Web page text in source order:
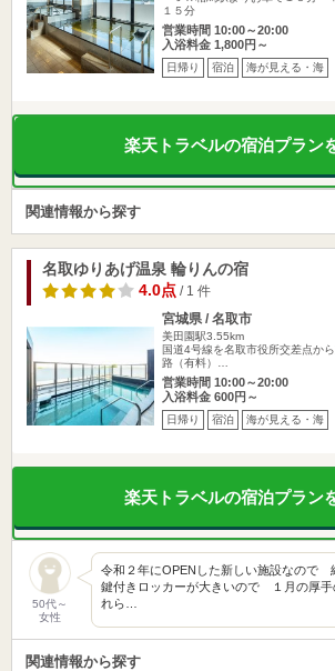
１５分
営業時間 10:00～20:00
入浴料金 1,800円～
日帰り 宿泊 海が見える・海
楽天トラベルの宿泊プラン
関連情報から探す
名取ゆりあげ温泉 輪りんの宿
4.0点/ 1 件
宮城県 / 名取市
美田園駅3.55km
国道4号線を名取市役所交差点か
路（有料）…
営業時間 10:00～20:00
入浴料金 600円～
日帰り 宿泊 海が見える・海
楽天トラベルの宿泊プラン
50代～
女性
令和２年にOPENした新しい施設なので
鍵付きロッカーが大きいので １月の厚手
れら…
関連情報から探す